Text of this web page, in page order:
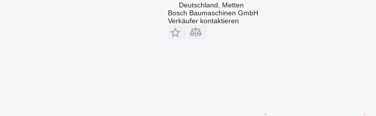
Deutschland, Metten
Bosch Baumaschinen GmbH
Verkäufer kontaktieren